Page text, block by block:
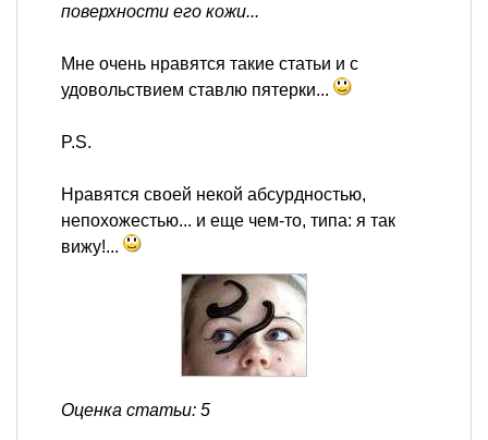
поверхности его кожи...
Мне очень нравятся такие статьи и с
удовольствием ставлю пятерки...
P.S.
Нравятся своей некой абсурдностью,
непохожестью... и еще чем-то, типа: я так
вижу!...
Оценка статьи: 5